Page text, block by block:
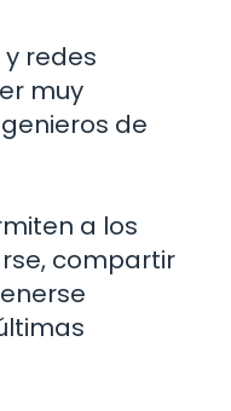
redes
muy
de
a los
compartir